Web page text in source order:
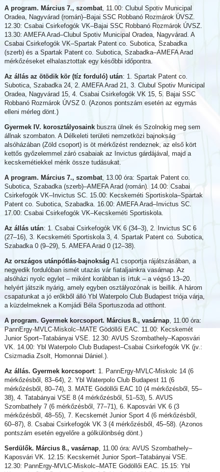
A program. Március 7., szombat, 11.00: Clubul Spotiv Municipal
Oradea, Nagyvárad (román)–Bajai SSC Robbanó Rozmárok ÚVSZ.
12.30: Csabai Csirkefogók VK–Bajai SSC Robbanó Rozmárok ÚVSZ.
13.30: AMEFA Arad–Clubul Spotiv Municipal Oradea, Nagyvárad. A
Csabai Csirkefogók VK–Spartak Patent co. Subotica, Szabadka
(szerb) és a Spartak Patent co. Subotica, Szabadka–AMEFA Arad
mérkőzéseket elhalasztottak egy későbbi időpontra.
Az állás az ötödik kör (tíz forduló) után: 1. Spartak Patent co.
Subotica, Szabadka 24, 2. AMEFA Arad 21, 3. Clubul Spotiv Municipal
Oradea, Nagyvárad 15, 4. Csabai Csirkefogók VK 15, 5. Bajai SSC
Robbanó Rozmárok ÚVSZ 0. (Azonos pontszám esetén az egymás
elleni mérleg dönt.)
Gyermek IV. korosztályosainkbuszra ülnek és Szolnokig meg sem
állnak szombaton. A Délkeleti területi nemzetközi bajnokság
alsóházában (Zöld csoport) is öt mérkőzést rendeznek, az első kört
kettős győzelemmel záró csabaiak az Invictus gárdájával, majd a
kecskemétiekkel mérik össze tudásukat.
A program. Március 7., szombat, 13.00 óra: Spartak Patent co.
Subotica, Szabadka (szerb)–AMEFA Arad (román). 14.00: Csabai
Csirkefogók VK–Invictus SC. 15.00: Kecskeméti Sportiskola–Spartak
Patent co. Subotica, Szabadka. 16.00: AMEFA Arad–Invictus SC.
17.00: Csabai Csirkefogók VK–Kecskeméti Sportiskola.
Az állás után: 1. Csabai Csirkefogók VK 6 (34–3), 2. Invictus SC 6
(27–16), 3. Kecskeméti Sportiskola 3, 4. Spartak Patent co. Subotica,
Szabadka 0 (9–29), 5. AMEFA Arad 0 (12–38).
Az országos utánpótlás-bajnokság A1 csoportja rájátszásában, a
negyedik fordulóban ismét utazás vár fiataljainkra vasárnap. Az
alsóházi nyolc egylet – miként korábban is írtuk – a végső 13–20.
helyért játszik nyárig, amely egyben osztályozónak is beillik. A három
csapatunkat a jó erőkből álló Ybl Waterpolo Club Budapest triója várja,
a küzdelmeknek a Komjádi Béla Sportuszoda ad otthont.
A program. Gyermek korcsoport. Március 8., vasárnap, 11.00 óra:
PannErgy-MVLC-Miskolc–MATE Gödöllői EAC. 11.00: Kecskemét
Junior Sport–Tatabányai VSE. 12.30: AVUS Szombathely–Kaposvári
VK. 14.00: Ybl Waterpolo Club Budapest–Csabai Csirkefogók VK (jv.:
Csizmadia Zsolt, Homonnai Dániel.).
Az állás. Gyermek korcsoport: 1. PannErgy-MVLC-Miskolc 14 (6
mérkőzésből, 83–64), 2. Ybl Waterpolo Club Budapest 11 (6
mérkőzésből, 80–74), 3. MATE Gödöllői EAC 10 (4 mérkőzésből, 55–
38), 4. Tatabányai VSE 8 (4 mérkőzésből, 51–53), 5. AVUS
Szombathely 7 (6 mérkőzésből, 77–71), 6. Kaposvári VK 6 (3
mérkőzésből, 48–55), 7. Kecskemét Junior Sport 4 (6 mérkőzésből,
60–87), 8. Csabai Csirkefogók VK 3 (4 mérkőzésből, 45–58). (Azonos
pontszám esetén egyelőre a gólkülönbség dönt.)
Serdülők. Március 8., vasárnap, 11.00 óra: AVUS Szombathely–
Kaposvári VK. 12.15: Kecskemét Junior Sport–Tatabányai VSE.
12.30: PannErgy-MVLC-Miskolc–MATE Gödöllői EAC. 15.15: Ybl